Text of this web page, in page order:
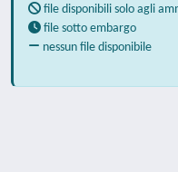
file disponibili solo agli
file sotto embargo
nessun file disponibile